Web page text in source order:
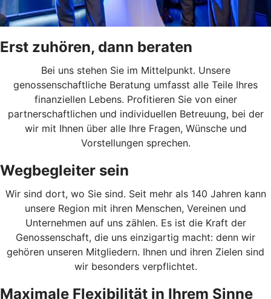
Erst zuhören, dann beraten
Bei uns stehen Sie im Mittelpunkt. Unsere
genossenschaftliche Beratung umfasst alle Teile Ihres
finanziellen Lebens. Profitieren Sie von einer
partnerschaftlichen und individuellen Betreuung, bei der
wir mit Ihnen über alle Ihre Fragen, Wünsche und
Vorstellungen sprechen.
Wegbegleiter sein
Wir sind dort, wo Sie sind. Seit mehr als 140 Jahren kann
unsere Region mit ihren Menschen, Vereinen und
Unternehmen auf uns zählen. Es ist die Kraft der
Genossenschaft, die uns einzigartig macht: denn wir
gehören unseren Mitgliedern. Ihnen und ihren Zielen sind
wir besonders verpflichtet.
Maximale Flexibilität in Ihrem Sinne